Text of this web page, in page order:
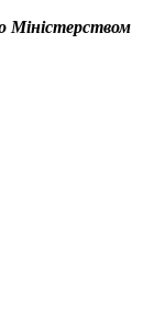
Міністерством